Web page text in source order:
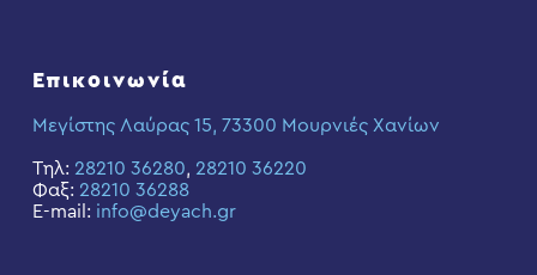
Επικοινωνία
Μεγίστης Λαύρας 15, 73300 Μουρνιές Χανίων
Τηλ: 28210 36280, 28210 36220
Φαξ: 28210 36288
E-mail: info@deyach.gr